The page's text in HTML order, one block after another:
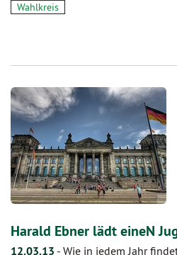
Wahlkreis
Harald Ebner lädt eineN
12.03.13 - Wie in jedem Jahr